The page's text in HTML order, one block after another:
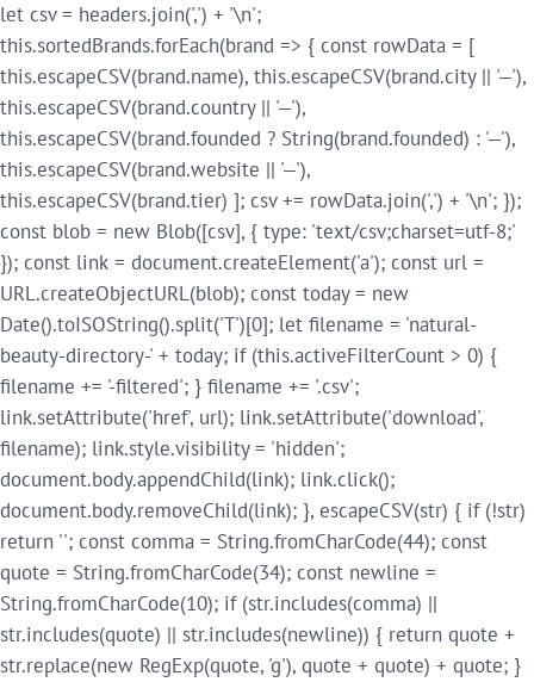
let csv = headers.join(',') + '\n';
this.sortedBrands.forEach(brand => { const rowData = [
this.escapeCSV(brand.name), this.escapeCSV(brand.city || '—'),
this.escapeCSV(brand.country || '—'),
this.escapeCSV(brand.founded ? String(brand.founded) : '—'),
this.escapeCSV(brand.website || '—'),
this.escapeCSV(brand.tier) ]; csv += rowData.join(',') + '\n'; });
const blob = new Blob([csv], { type: 'text/csv;charset=utf-8;'
}); const link = document.createElement('a'); const url =
URL.createObjectURL(blob); const today = new
Date().toISOString().split('T')[0]; let filename = 'natural-
beauty-directory-' + today; if (this.activeFilterCount > 0) {
filename += '-filtered'; } filename += '.csv';
link.setAttribute('href', url); link.setAttribute('download',
filename); link.style.visibility = 'hidden';
document.body.appendChild(link); link.click();
document.body.removeChild(link); }, escapeCSV(str) { if (!str)
return ''; const comma = String.fromCharCode(44); const
quote = String.fromCharCode(34); const newline =
String.fromCharCode(10); if (str.includes(comma) ||
str.includes(quote) || str.includes(newline)) { return quote +
str.replace(new RegExp(quote, 'g'), quote + quote) + quote; }